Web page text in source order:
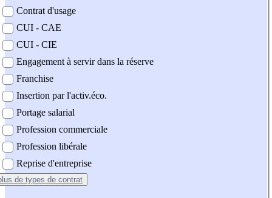
Contrat d'usage
CUI - CAE
CUI - CIE
Engagement à servir dans la réserve
Franchise
Insertion par l'activ.éco.
Portage salarial
Profession commerciale
Profession libérale
Reprise d'entreprise
de types de contrat